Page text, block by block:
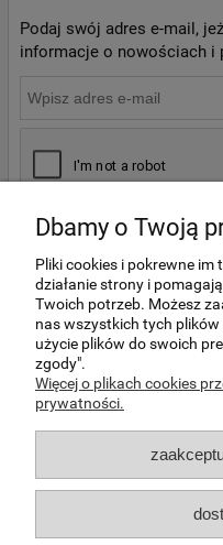
Podaj swój adres e-mail,
informacje o nowościach i
Dbamy o Twoją
Pliki cookies i pokrewne
działanie strony i
Twoich potrzeb. Możesz
nas wszystkich tych
użycie plików do swoich
zgody".
Więcej o plikach cookies
prywatności.